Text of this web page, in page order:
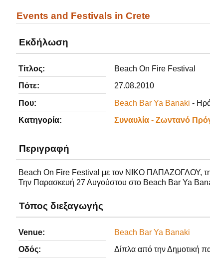
Events and Festivals in Crete
Εκδήλωση
Τίτλος: Beach On Fire Festival
Πότε: 27.08.2010
Που: Beach Bar Ya Banaki -
Κατηγορία: Συναυλία - Ζωντανό
Περιγραφή
Beach On Fire Festival με τον ΝΙΚΟ ΠΑΠΑΖΟΓΛΟΥ,
Την Παρασκευή 27 Αυγούστου στο Beach Bar Ya
Τόπος διεξαγωγής
Venue: Beach Bar Ya Banaki
Οδός: Δίπλα από την Δημοτική